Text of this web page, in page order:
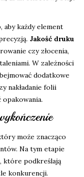
każdy element
Jakość druku
czy złocenia,
W zależności
dodatkowe
nakładanie folii
może znacząco
Na tym etapie
które podkreślają
konkurencji.